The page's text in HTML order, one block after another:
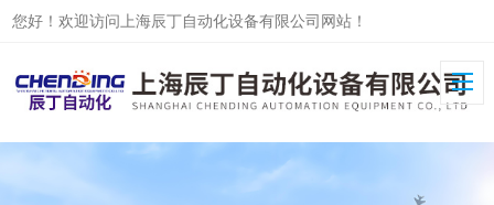
您好！欢迎访问上海辰丁自动化设备有限公司网站！